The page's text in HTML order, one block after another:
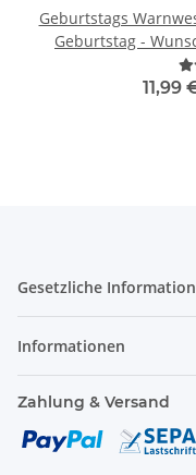
Geburtstags
Geburtstag -
11,99
Gesetzliche
Informationen
Zahlung & Versand